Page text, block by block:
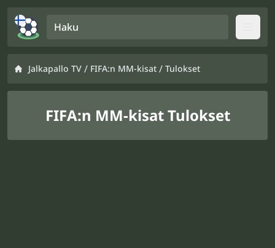
Jalkapallo TV / FIFA:n MM-kisat / Tulokset
FIFA:n MM-kisat Tulokset